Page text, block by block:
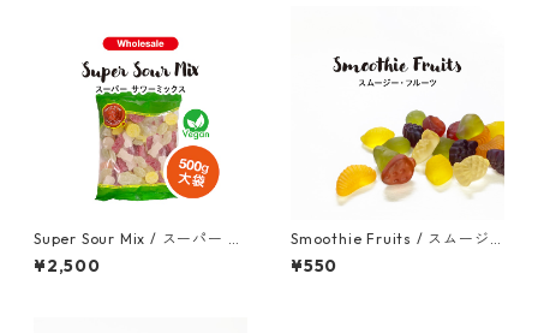
Super Sour Mix / スーパー サ
ワーミックス（ヴィーガン）5
00g (大袋)
¥2,500
Smoothie Fruits / スムージ
ー・フルーツ（ヴィーガン）(5
0g)
¥550